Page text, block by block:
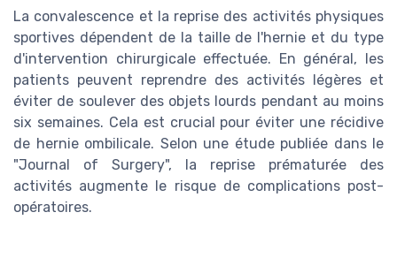
La convalescence et la reprise des activités physiques
sportives dépendent de la taille de l'hernie et du type
d'intervention chirurgicale effectuée. En général, les
patients peuvent reprendre des activités légères et
éviter de soulever des objets lourds pendant au moins
six semaines. Cela est crucial pour éviter une récidive
de hernie ombilicale. Selon une étude publiée dans le
"Journal of Surgery", la reprise prématurée des
activités augmente le risque de complications post-
opératoires.